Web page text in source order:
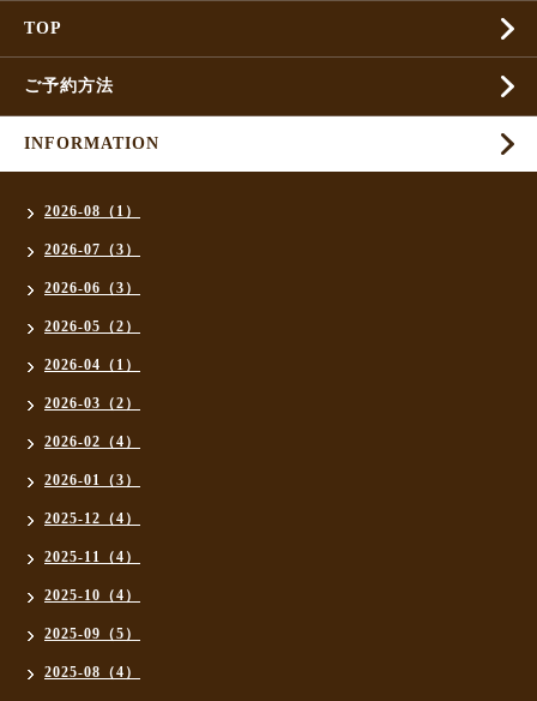
TOP
ご予約方法
INFORMATION
2026-08（1）
2026-07（3）
2026-06（3）
2026-05（2）
2026-04（1）
2026-03（2）
2026-02（4）
2026-01（3）
2025-12（4）
2025-11（4）
2025-10（4）
2025-09（5）
2025-08（4）